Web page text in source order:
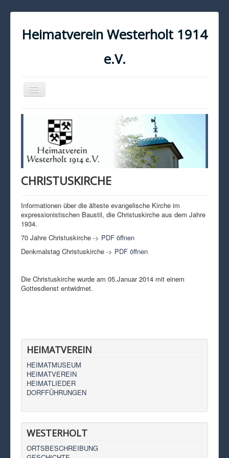
Heimatverein Westerholt 1914
e.V.
Navigation
an/aus
KONTAKT
IMPRESSUM
DATENSCHUTZ
CHRISTUSKIRCHE
Informationen über die älteste evangelische Kirche im
expressionistischen Baustil, die Christuskirche aus dem Jahre
1934.
70 Jahre Christuskirche -> PDF öffnen
Denkmalstag Christuskirche -> PDF öffnen
Die Christuskirche wurde am 05.Januar 2014 mit einem
Gottesdienst entwidmet.
HEIMATVEREIN
HEIMATMUSEUM
HEIMATVEREIN
HEIMATLIEDER
DORFFÜHRUNGEN
WESTERHOLT
ORTSBESCHREIBUNG